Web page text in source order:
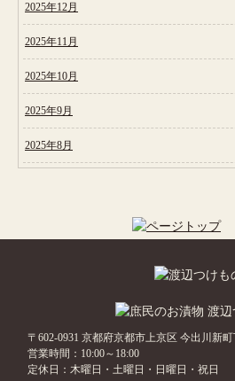
2025年12月
2025年11月
2025年10月
2025年9月
2025年8月
〒602-0931 京都府京都市上京区 今出川新
営業時間：10:00～18:00
定休日：木曜日・土曜日・日曜日・祝日